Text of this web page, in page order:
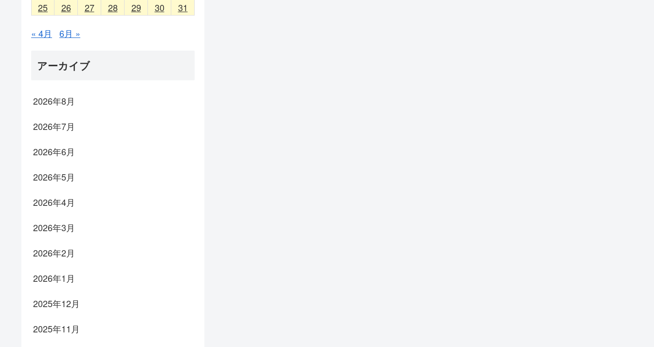
25
26 27 28 29 30 31
« 4月 6月 »
アーカイブ
2026年8月
2026年7月
2026年6月
2026年5月
2026年4月
2026年3月
2026年2月
2026年1月
2025年12月
2025年11月